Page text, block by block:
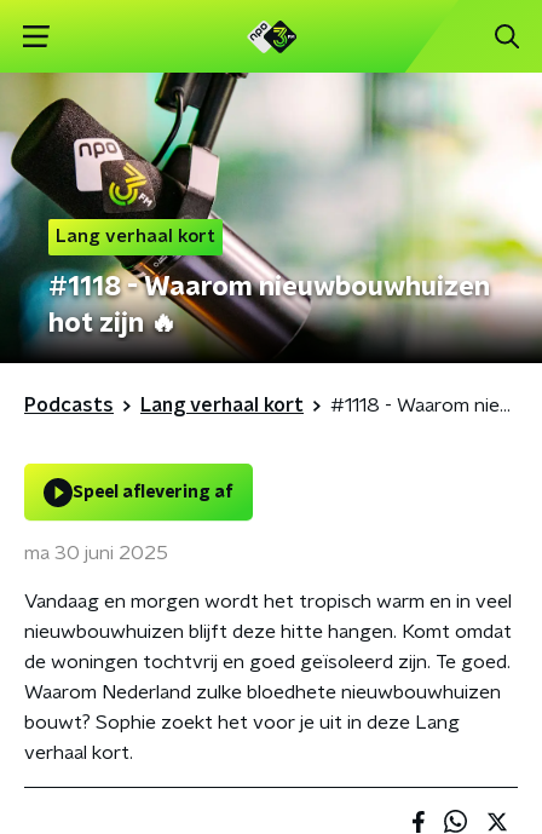
Lang verhaal kort
#1118 - Waarom nieuwbouwhuizen
hot zijn 🔥
Podcasts Lang verhaal kort #1118 - Waarom nieuwbouwhuizen hot zijn 🔥
Speel aflevering af
ma 30 juni 2025
Vandaag en morgen wordt het tropisch warm en in veel
nieuwbouwhuizen blijft deze hitte hangen. Komt omdat
de woningen tochtvrij en goed geïsoleerd zijn. Te goed.
Waarom Nederland zulke bloedhete nieuwbouwhuizen
bouwt? Sophie zoekt het voor je uit in deze Lang
verhaal kort.